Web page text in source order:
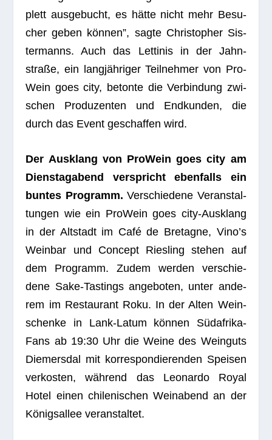
plett aus­ge­bucht, es hätte nicht mehr Besu­
cher geben kön­nen”, sagte Chris­to­pher Sis­
ter­manns. Auch das Let­ti­nis in der Jahn­
straße, ein lang­jäh­ri­ger Teil­neh­mer von Pro­
Wein goes city, betonte die Ver­bin­dung zwi­
schen Pro­du­zen­ten und End­kun­den, die
durch das Event geschaf­fen wird.
Der Aus­klang von Pro­Wein goes city am
Diens­tag­abend ver­spricht eben­falls ein
bun­tes Pro­gramm. Ver­schie­dene Ver­an­stal­
tun­gen wie ein Pro­Wein goes city-Aus­klang
in der Alt­stadt im Café de Bre­ta­gne, Vino’s
Wein­bar und Con­cept Ries­ling ste­hen auf
dem Pro­gramm. Zudem wer­den ver­schie­
dene Sake-Tastings ange­bo­ten, unter ande­
rem im Restau­rant Roku. In der Alten Wein­
schenke in Lank-Latum kön­nen Süd­afrika-
Fans ab 19:30 Uhr die Weine des Wein­guts
Die­mers­dal mit kor­re­spon­die­ren­den Spei­sen
ver­kos­ten, wäh­rend das Leo­nardo Royal
Hotel einen chi­le­ni­schen Wein­abend an der
Königs­al­lee veranstaltet.